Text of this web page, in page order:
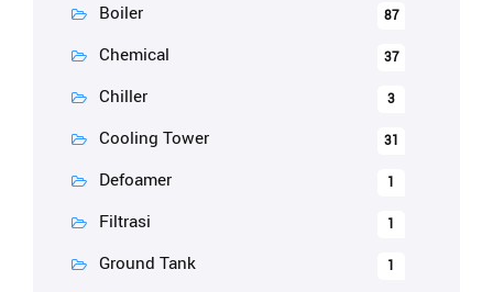
Boiler 87
Chemical 37
Chiller 3
Cooling Tower 31
Defoamer 1
Filtrasi 1
Ground Tank 1